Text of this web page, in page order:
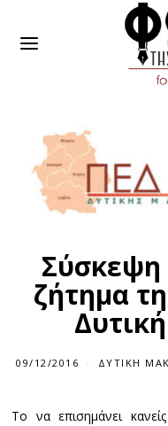
Σύσκεψη
ζήτημα
09/12/2016 ΔΥΤΙΚΉ
Το να επισημάνει